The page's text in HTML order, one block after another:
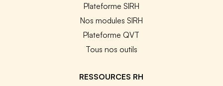
Plateforme SIRH
Nos modules SIRH
Plateforme QVT
Tous nos outils
RESSOURCES RH